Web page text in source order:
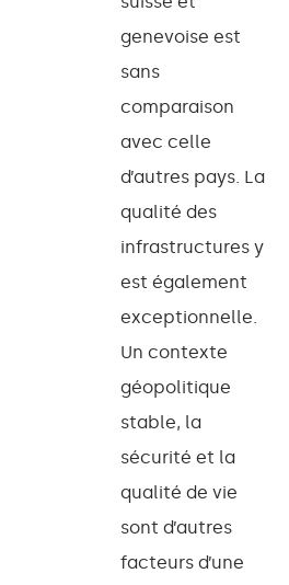
genevoise est
sans
comparaison
avec celle
d’autres pays. La
qualité des
infrastructures y
est également
exceptionnelle.
Un contexte
géopolitique
stable, la
sécurité et la
qualité de vie
sont d’autres
facteurs d’une